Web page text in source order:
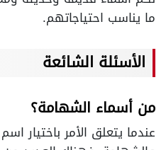
ما يناسب احتياجاتهم.
الأسئلة الشائعة
من أسماء الشهامة؟
عندما يتعلق الأمر باختيار